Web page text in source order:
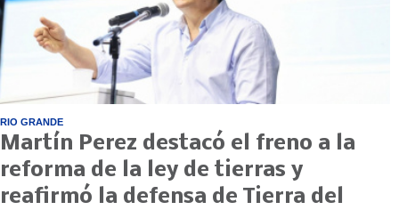
RIO GRANDE
Martín Perez destacó el freno a la
reforma de la ley de tierras y
reafirmó la defensa de Tierra del